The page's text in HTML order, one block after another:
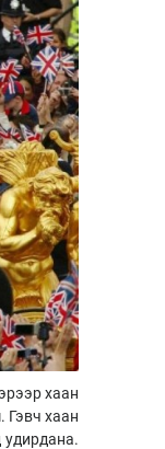
хаан
Гэвч хаан
удирдана.